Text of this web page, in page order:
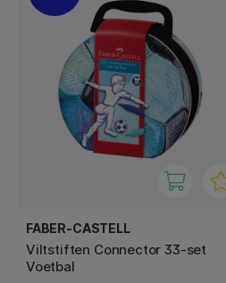
FABER-CASTELL
Viltstiften Connector 33-set
Voetbal